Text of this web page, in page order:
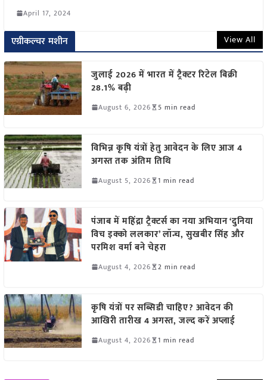
April 17, 2024
एग्रीकल्चर मशीन View All
जुलाई 2026 में भारत में ट्रैक्टर रिटेल बिक्री
28.1% बढ़ी
August 6, 2026 5 min read
विभिन्न कृषि यंत्रों हेतु आवेदन के लिए आज 4
अगस्त तक अंतिम तिथि
August 5, 2026 1 min read
पंजाब में महिंद्रा ट्रैक्टर्स का नया अभियान ‘दुनिया
विच इक्को ललकार’ लॉन्च, सुखबीर सिंह और
परमिश वर्मा बने चेहरा
August 4, 2026 2 min read
कृषि यंत्रों पर सब्सिडी चाहिए? आवेदन की
आखिरी तारीख 4 अगस्त, जल्द करें अप्लाई
August 4, 2026 1 min read